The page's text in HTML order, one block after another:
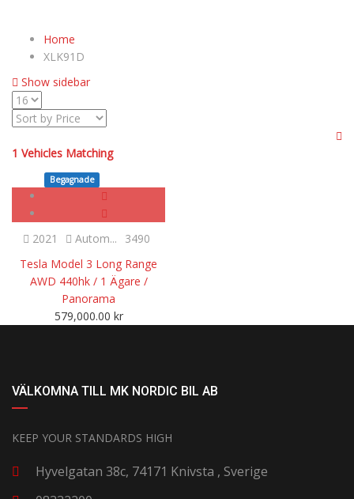
Home
XLK91D
Show sidebar
1 Vehicles Matching
Begagnade
2021 Autom...
3490
Tesla Model 3 Long Range
AWD 440hk / 1 Ägare /
Panorama
579,000.00 kr
VÄLKOMNA TILL MK NORDIC BIL AB
KEEP YOUR STANDARDS HIGH
Hyvelgatan 38c, 74171 Knivsta , Sverige